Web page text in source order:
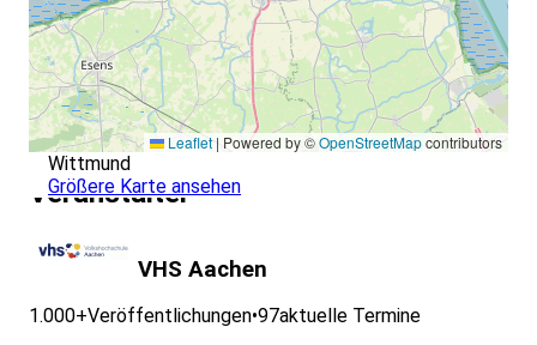
Leaflet | Powered by ©OpenStreetMapcontributors
Wittmund
Größere Karte ansehen
Veranstalter
VHS Aachen
1.000+Veröffentlichungen•97aktuelle Termine